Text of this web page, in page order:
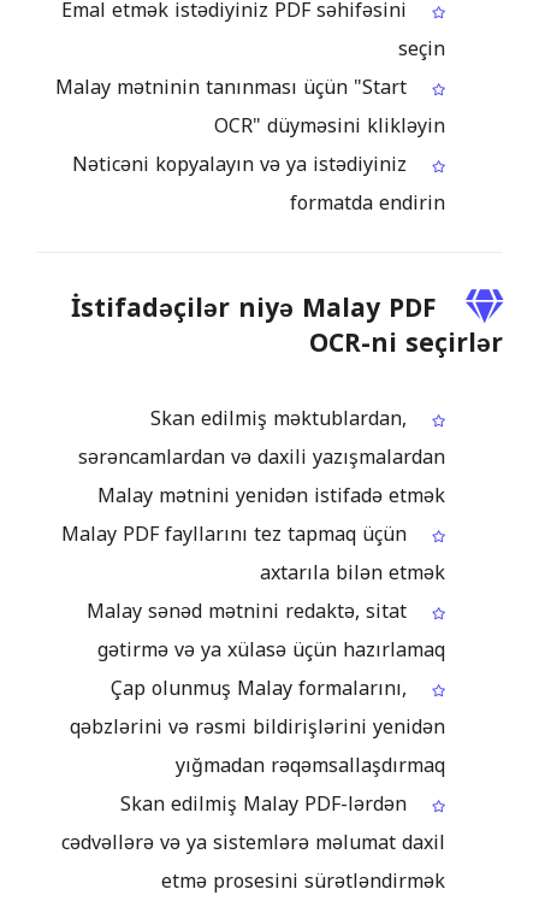
Emal etmək istədiyiniz PDF səhifəsini
seçin
Malay mətninin tanınması üçün "Start
OCR" düyməsini klikləyin
Nəticəni kopyalayın və ya istədiyiniz
formatda endirin
İstifadəçilər niyə Malay PDF
OCR-ni seçirlər
Skan edilmiş məktublardan,
sərəncamlardan və daxili yazışmalardan
Malay mətnini yenidən istifadə etmək
Malay PDF fayllarını tez tapmaq üçün
axtarıla bilən etmək
Malay sənəd mətnini redaktə, sitat
gətirmə və ya xülasə üçün hazırlamaq
Çap olunmuş Malay formalarını,
qəbzlərini və rəsmi bildirişlərini yenidən
yığmadan rəqəmsallaşdırmaq
Skan edilmiş Malay PDF-lərdən
cədvəllərə və ya sistemlərə məlumat daxil
etmə prosesini sürətləndirmək